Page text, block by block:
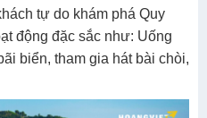
tự do khám phá Quy
động đặc sắc như: Uống
biển, tham gia hát bài chòi,